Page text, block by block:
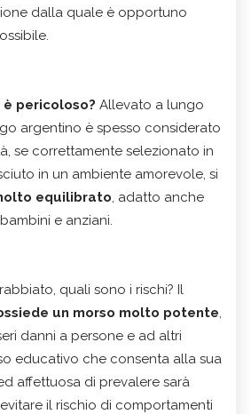
dalla quale è opportuno
pericoloso? Allevato a lungo
argentino è spesso considerato
se correttamente selezionato in
in un ambiente amorevole, si
equilibrato , adatto anche
e anziani.
quali sono i rischi? Il
un morso molto potente
danni a persone e ad altri
educativo che consenta alla sua
affettuosa di prevalere sarà
il rischio di comportamenti